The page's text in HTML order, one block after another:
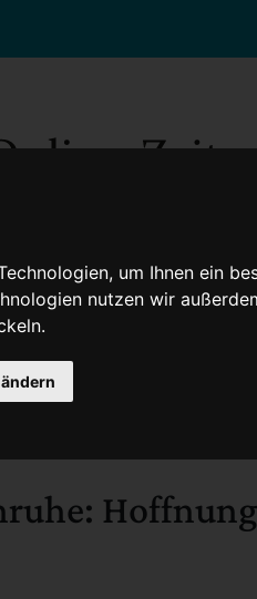
um Ihnen ein
nutzen wir